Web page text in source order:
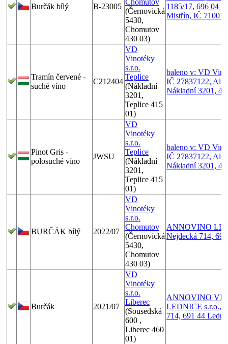
Burčák bílý B-23005
Chomutov
(Černovická
5430,
Chomutov
430 03)
1185/17, 696 04
Mistřín, IČ
Tramín červené -
suché víno
C212404
VD
Vinotéky
s.r.o.
Teplice
(Nákladní
3201,
Teplice 415
01)
baleno v: VD
IČ 27837122,
Nákladní 3201,
Pinot Gris -
polosuché víno
JWSU
VD
Vinotéky
s.r.o.
Teplice
(Nákladní
3201,
Teplice 415
01)
baleno v: VD
IČ 27837122,
Nákladní 3201,
BURČÁK bílý 2022/07
VD
Vinotéky
s.r.o.
Chomutov
(Černovická
5430,
Chomutov
430 03)
ANNOVINO
Nejdecká 714,
Burčák 2021/07
VD
Vinotéky
s.r.o.
Liberec
(Sousedská
600 ,
Liberec 460
01)
ANNOVINO
LEDNICE s.r.o.,
714, 691 44